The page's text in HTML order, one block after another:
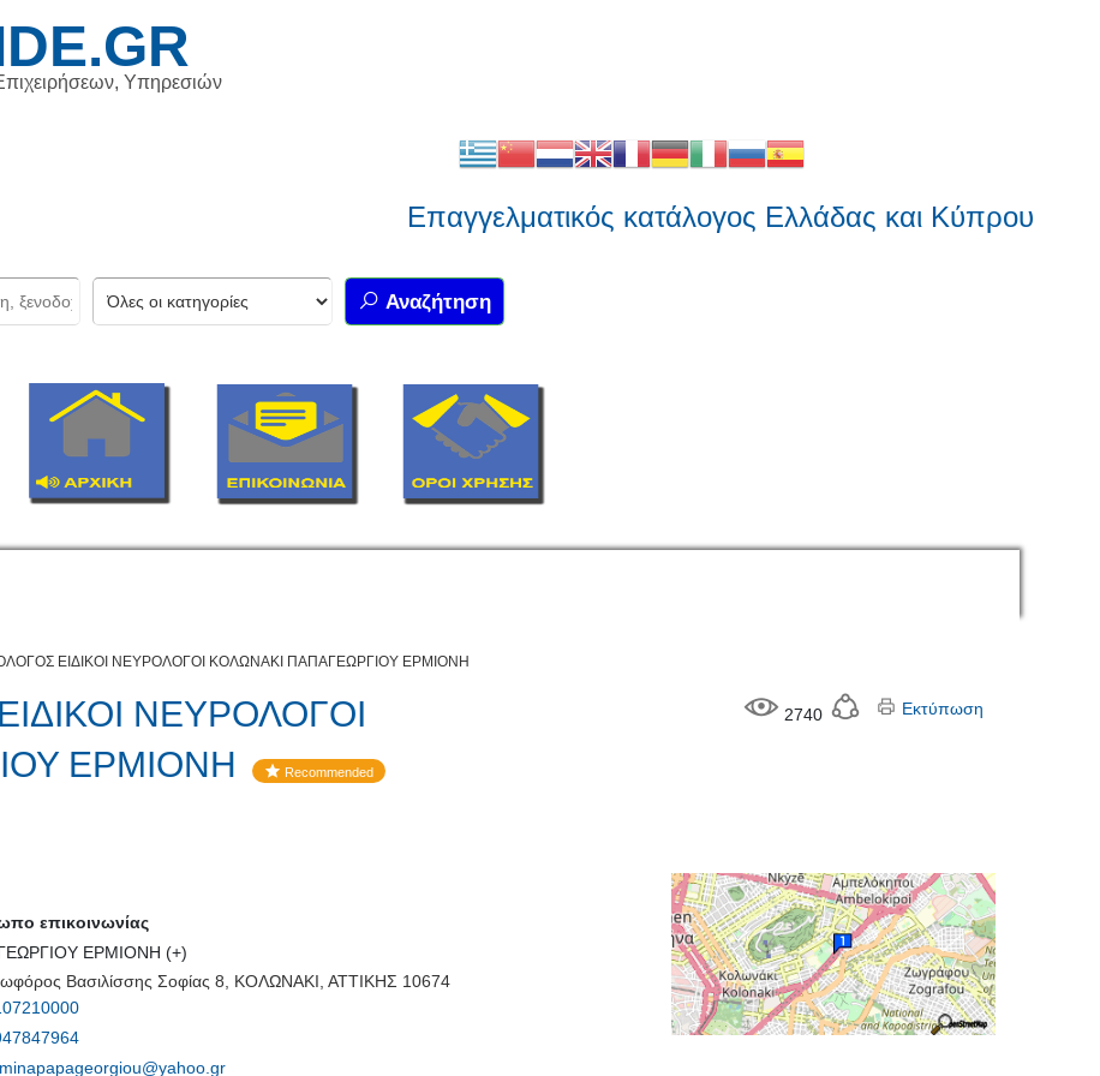
Υπηρεσιών
Επαγγελματικός κατάλογος Ελλάδας και Κύπρου
Αναζήτηση
ΕΙΔΙΚΟΙ ΝΕΥΡΟΛΟΓΟΙ ΚΟΛΩΝΑΚΙ ΠΑΠΑΓΕΩΡΓΙΟΥ ΕΡΜΙΟΝΗ
ΝΕΥΡΟΛΟΓΟΙ
ΕΡΜΙΟΝΗ
Recommended
2740 Εκτύπωση
επικοινωνίας
ΕΡΜΙΟΝΗ (+)
Βασιλίσσης Σοφίας 8, ΚΟΛΩΝΑΚΙ, ΑΤΤΙΚΗΣ 10674